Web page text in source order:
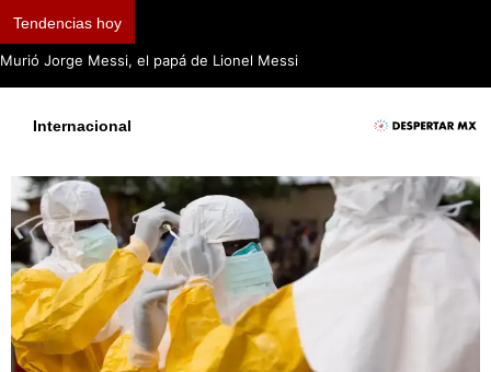
Tendencias hoy
Murió Jorge Messi, el papá de Lionel Messi
Internacional